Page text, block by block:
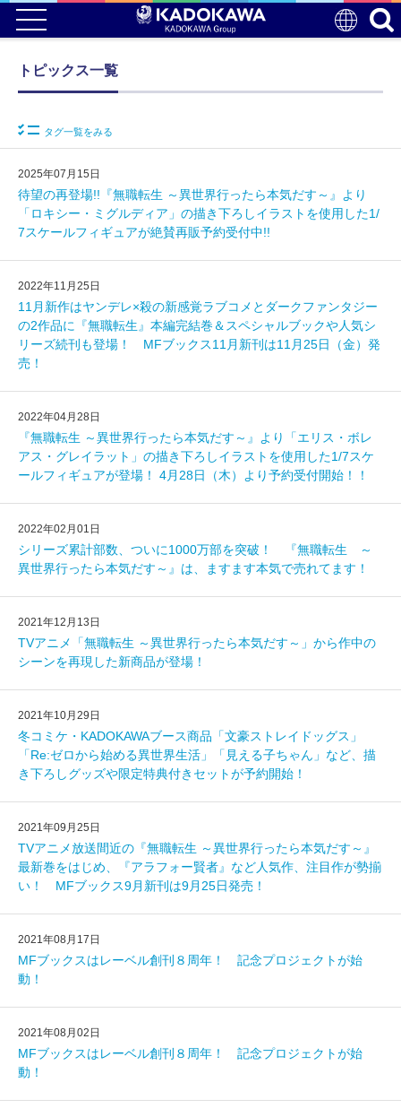
トピックス一覧
タグ一覧をみる
2025年07月15日
待望の再登場!!『無職転生 ～異世界行ったら本気だす～』より
「ロキシー・ミグルディア」の描き下ろしイラストを使用した1/
7スケールフィギュアが絶賛再販予約受付中!!
2022年11月25日
11月新作はヤンデレ×殺の新感覚ラブコメとダークファンタジー
の2作品に『無職転生』本編完結巻＆スペシャルブックや人気シ
リーズ続刊も登場！ MFブックス11月新刊は11月25日（金）発
売！
2022年04月28日
『無職転生 ～異世界行ったら本気だす～』より「エリス・ボレ
アス・グレイラット」の描き下ろしイラストを使用した1/7スケ
ールフィギュアが登場！ 4月28日（木）より予約受付開始！！
2022年02月01日
シリーズ累計部数、ついに1000万部を突破！ 『無職転生 ～
異世界行ったら本気だす～』は、ますます本気で売れてます！
2021年12月13日
TVアニメ「無職転生 ～異世界行ったら本気だす～」から作中の
シーンを再現した新商品が登場！
2021年10月29日
冬コミケ・KADOKAWAブース商品「文豪ストレイドッグス」
「Re:ゼロから始める異世界生活」「見える子ちゃん」など、描
き下ろしグッズや限定特典付きセットが予約開始！
2021年09月25日
TVアニメ放送間近の『無職転生 ～異世界行ったら本気だす～』
最新巻をはじめ、『アラフォー賢者』など人気作、注目作が勢揃
い！ MFブックス9月新刊は9月25日発売！
2021年08月17日
MFブックスはレーベル創刊８周年！ 記念プロジェクトが始
動！
2021年08月02日
MFブックスはレーベル創刊８周年！ 記念プロジェクトが始
動！